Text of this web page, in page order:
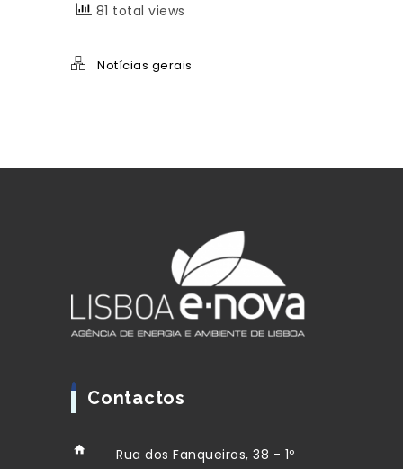
81 total views
Notícias gerais
Contactos
Rua dos Fanqueiros, 38 - 1º